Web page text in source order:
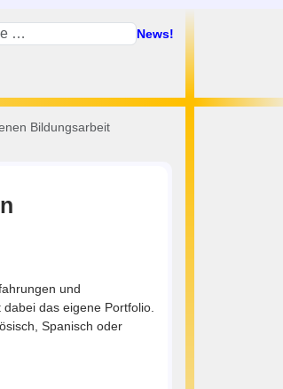
News!
Bildungsarbeit
und
das eigene Portfolio.
Spanisch oder